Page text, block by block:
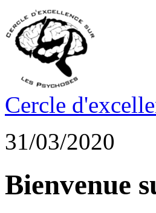
Cercle
31/03/2020
Bienvenue